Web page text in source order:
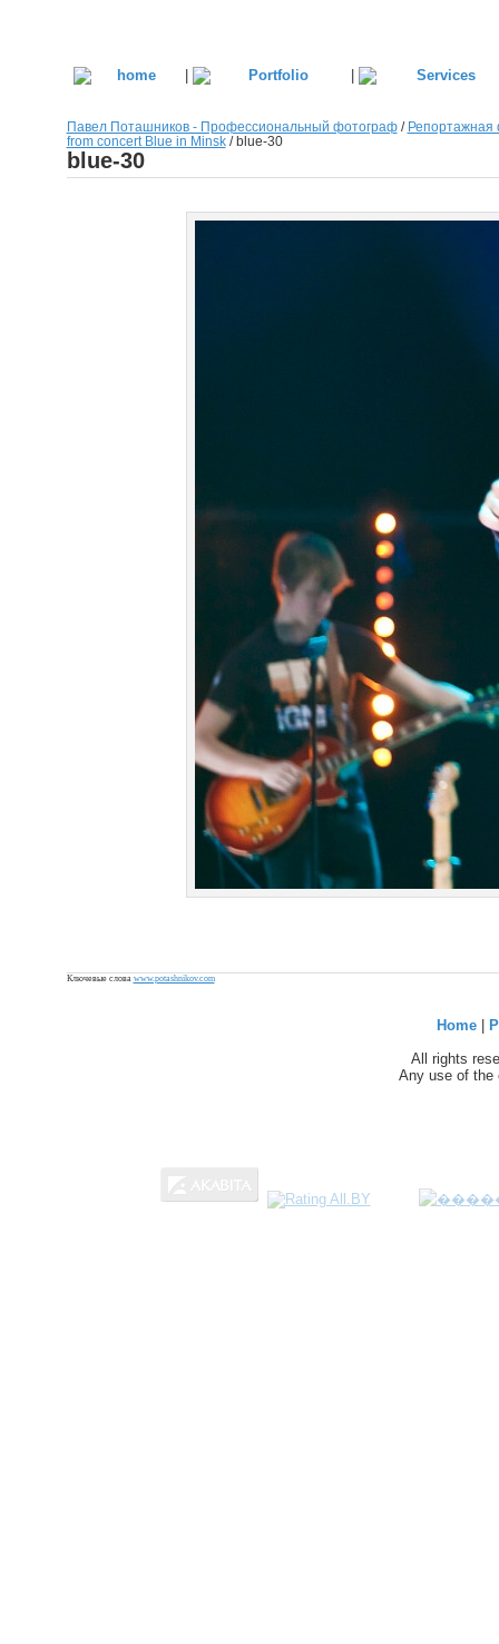
| |
Павел Поташников - Профессиональный фотограф/ Репортажная
from concert Blue in Minsk/blue-30
blue-30
Ключевые слова www.potashnikov.com
Home|
All rights
Any use of the